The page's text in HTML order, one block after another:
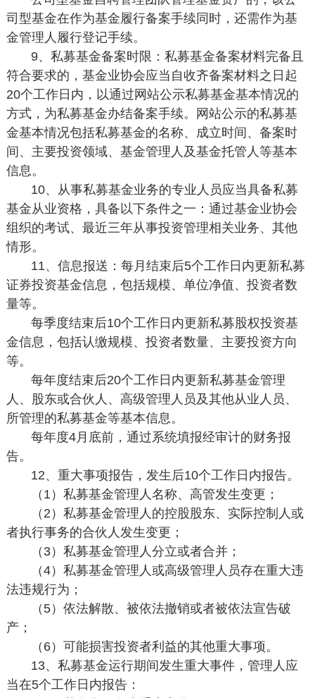
司型基金在作为基金履行备案手续同时，还需作为基
金管理人履行登记手续。
9、私募基金备案时限：私募基金备案材料完备且
符合要求的，基金业协会应当自收齐备案材料之日起
20个工作日内，以通过网站公示私募基金基本情况的
方式，为私募基金办结备案手续。网站公示的私募基
金基本情况包括私募基金的名称、成立时间、备案时
间、主要投资领域、基金管理人及基金托管人等基本
信息。
10、从事私募基金业务的专业人员应当具备私募
基金从业资格，具备以下条件之一：通过基金业协会
组织的考试、最近三年从事投资管理相关业务、其他
情形。
11、信息报送：每月结束后5个工作日内更新私募
证券投资基金信息，包括规模、单位净值、投资者数
量等。
每季度结束后10个工作日内更新私募股权投资基
金信息，包括认缴规模、投资者数量、主要投资方向
等。
每年度结束后20个工作日内更新私募基金管理
人、股东或合伙人、高级管理人员及其他从业人员、
所管理的私募基金等基本信息。
每年度4月底前，通过系统填报经审计的财务报
告。
12、重大事项报告，发生后10个工作日内报告。
（1）私募基金管理人名称、高管发生变更；
（2）私募基金管理人的控股股东、实际控制人或
者执行事务的合伙人发生变更；
（3）私募基金管理人分立或者合并；
（4）私募基金管理人或高级管理人员存在重大违
法违规行为；
（5）依法解散、被依法撤销或者被依法宣告破
产；
（6）可能损害投资者利益的其他重大事项。
13、私募基金运行期间发生重大事件，管理人应
当在5个工作日内报告：